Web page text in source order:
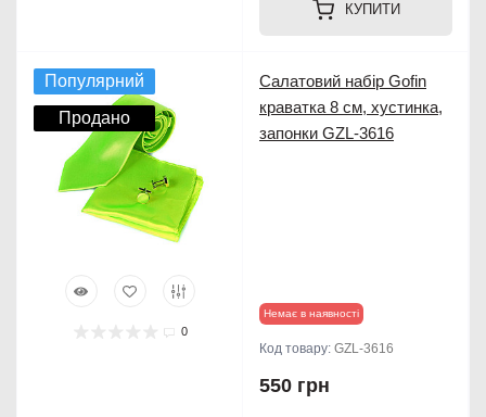
КУПИТИ
Популярний
Продано
0
Салатовий набір Gofin
краватка 8 см, хустинка,
запонки GZL-3616
Немає в наявності
Код товару: GZL-3616
550 грн